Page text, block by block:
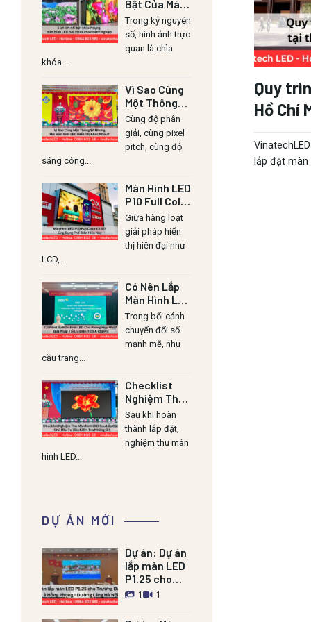
Bật Của Màn
Hình LED Lull
Color Cho
Doanh
Nghiệp
Trong kỷ nguyên
số, hình ảnh trực
quan là chìa
khóa...
Vì Sao Cùng
Một Thông
Số Nhưng Hai
Màn Hình LED
Hiển Thị
Khác Nhau?
Cùng độ phân
giải, cùng pixel
pitch, cùng độ
sáng công...
Màn Hình LED
P10 Full Color
Là Gì? Ứng
Dụng Phổ
Biến Hiện
Nay
Giữa hàng loạt
giải pháp hiển
thị hiện đại như
LCD,...
Có Nên Lắp
Màn Hình LED
Cho Phòng
Họp Nhỏ? Giải
Pháp Tối Ưu
Diện Tích &
Trong bối cảnh
chuyển đổi số
mạnh mẽ, nhu
cầu trang...
Checklist
Nghiệm Thu
Màn Hình LED
Sau Lắp Đặt
– Chủ Đầu Tư
Cần Kiểm Tra
Sau khi hoàn
thành lắp đặt,
nghiệm thu màn
hình LED...
DỰ ÁN MỚI
Dự án: Dự án
lắp màn LED
P1.25 cho
Trường Đảng
Phong –
1 1
Quy
Hồ Chí
lắp đặt màn